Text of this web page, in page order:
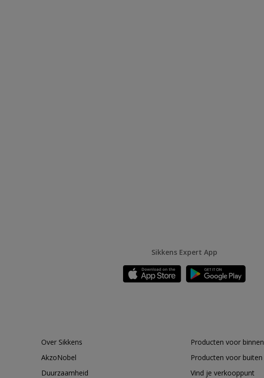
Sikkens Expert App
Over Sikkens
AkzoNobel
Duurzaamheid
Producten voor binnen
Producten voor buiten
Vind je verkooppunt